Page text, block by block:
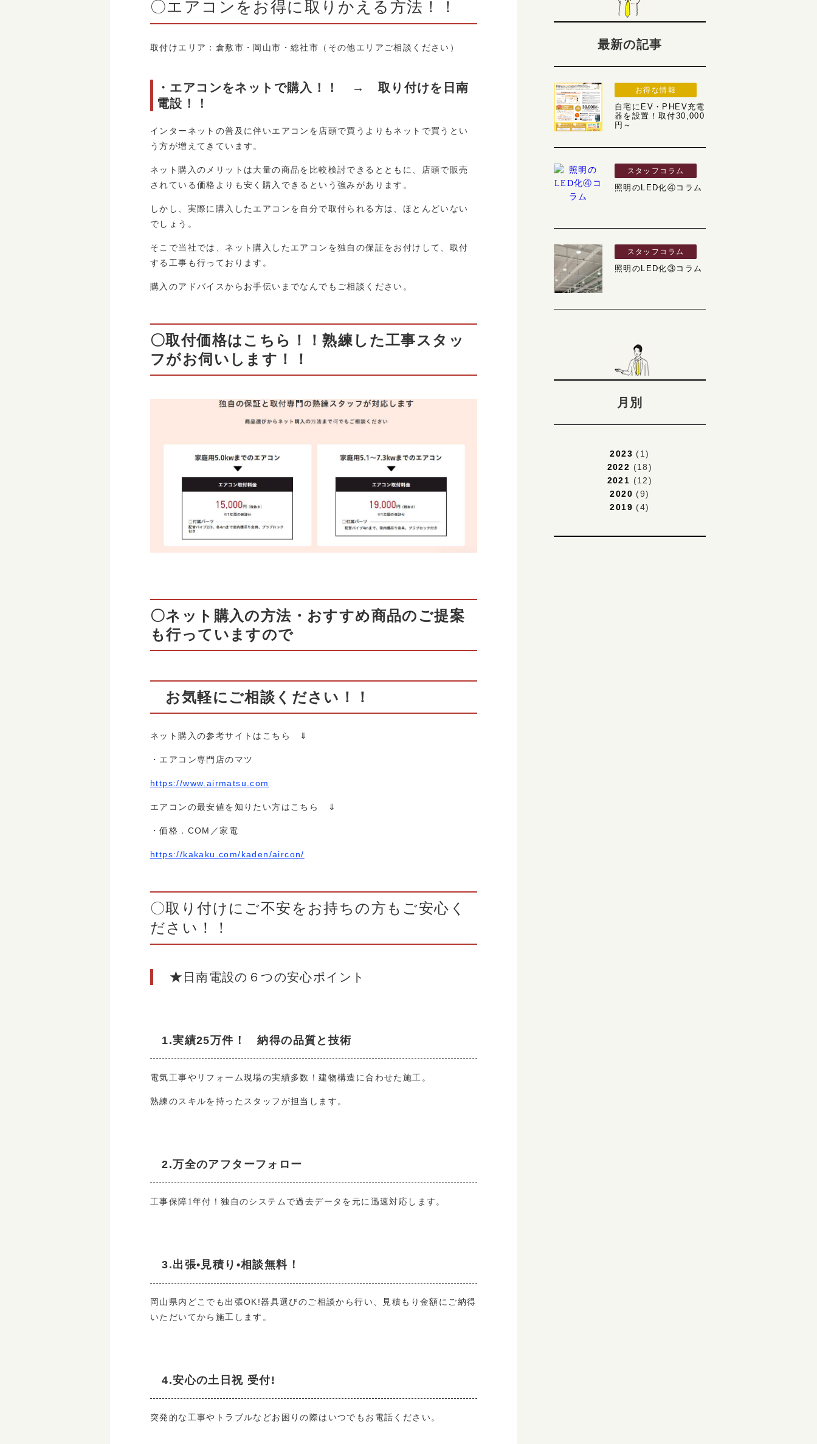
〇エアコンをお得に取りかえる方法！！
取付けエリア：倉敷市・岡山市・総社市（その他エリアご相談ください）
・エアコンをネットで購入！！ → 取り付けを日南
電設！！
インターネットの普及に伴いエアコンを店頭で買うよりもネットで買うとい
う方が増えてきています。
ネット購入のメリットは大量の商品を比較検討できるとともに、店頭で販売
されている価格よりも安く購入できるという強みがあります。
しかし、実際に購入したエアコンを自分で取付られる方は、ほとんどいない
でしょう。
そこで当社では、ネット購入したエアコンを独自の保証をお付けして、取付
する工事も行っております。
購入のアドバイスからお手伝いまでなんでもご相談ください。
〇取付価格はこちら！！熟練した工事スタッ
フがお伺いします！！
〇ネット購入の方法・おすすめ商品のご提案
も行っていますので
お気軽にご相談ください！！
ネット購入の参考サイトはこちら ⇓
・エアコン専門店のマツ
https://www.airmatsu.com
エアコンの最安値を知りたい方はこちら ⇓
・価格．COM／家電
https://kakaku.com/kaden/aircon/
〇取り付けにご不安をお持ちの方もご安心く
ださい！！
★ 日南電設の６つの安心ポイント
1.実績25万件！ 納得の品質と技術
電気工事やリフォーム現場の実績多数！建物構造に合わせた施工。
熟練のスキルを持ったスタッフが担当します。
2.万全のアフターフォロー
工事保障1年付！独自のシステムで過去データを元に迅速対応します。
3.出張•見積り•相談無料！
岡山県内どこでも出張OK!器具選びのご相談から行い、見積もり金額にご納得
いただいてから施工します。
4.安心の土日祝 受付!
突発的な工事やトラブルなどお困りの際はいつでもお電話ください。
最新の記事
お得な情報
自宅にEV・PHEV充電
器を設置！取付30,000
円～
スタッフコラム
照明のLED化④コラム
スタッフコラム
照明のLED化③コラム
月別
2023 (1)
2022 (18)
2021 (12)
2020 (9)
2019 (4)